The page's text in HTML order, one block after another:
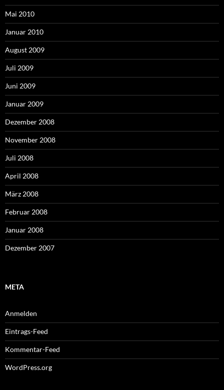
Mai 2010
Januar 2010
August 2009
Juli 2009
Juni 2009
Januar 2009
Dezember 2008
November 2008
Juli 2008
April 2008
März 2008
Februar 2008
Januar 2008
Dezember 2007
META
Anmelden
Eintrags-Feed
Kommentar-Feed
WordPress.org